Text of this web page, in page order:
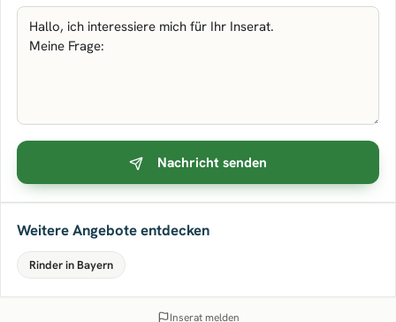
Nachricht senden
Weitere Angebote entdecken
Rinder in Bayern
Inserat melden